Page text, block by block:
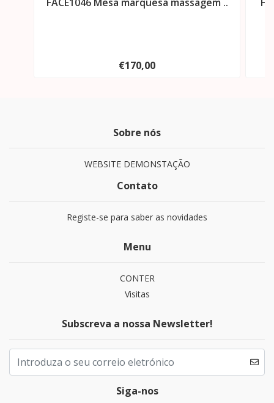
€170,00
Sobre nós
WEBSITE DEMONSTAÇÃO
Contato
Registe-se para saber as novidades
Menu
CONTER
Visitas
Subscreva a nossa Newsletter!
Siga-nos